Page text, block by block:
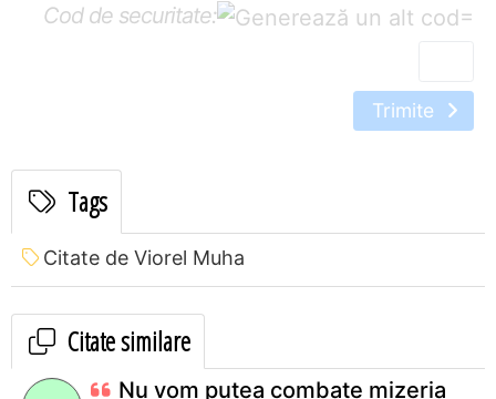
Cod de securitate: =
Trimite
Tags
Citate de Viorel Muha
Citate similare
Nu vom putea combate mizeria